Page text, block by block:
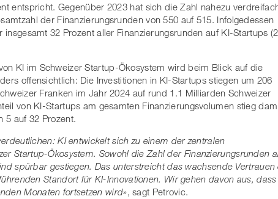
entspricht. Gegenüber 2023 hat sich die Zahl nahezu
der Finanzierungsrunden von 550 auf 515. Infolgedessen
32 Prozent aller Finanzierungsrunden auf KI-Startups
KI im Schweizer Startup-Ökosystem wird beim Blick auf die
offensichtlich: Die Investitionen in KI-Startups stiegen um 206
Franken im Jahr 2024 auf rund 1.1 Milliarden Schweizer
von KI-Startups am gesamten Finanzierungsvolumen stieg
5 auf 32 Prozent.
KI entwickelt sich zu einem der zentralen
Startup-Ökosystem. Sowohl die Zahl der Finanzierungsrunden
spürbar gestiegen. Das unterstreicht das wachsende Vertrauen
Standort für KI-Innovationen. Wir gehen davon aus,
Monaten fortsetzen wird», sagt Petrovic.